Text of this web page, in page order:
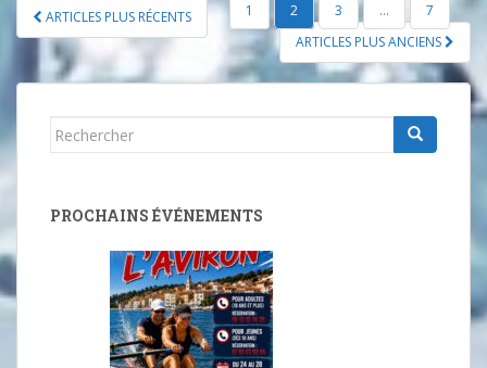
NAVIGATION DES ARTICLES
ARTICLES PLUS RÉCENTS 1 2 3 …
7
ARTICLES PLUS ANCIENS
Rechercher...
PROCHAINS ÉVÉNEMENTS